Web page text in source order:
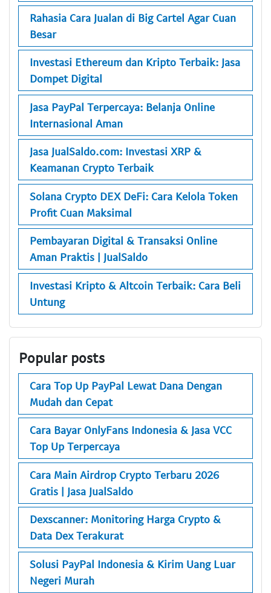
Rahasia Cara Jualan di Big Cartel Agar Cuan
Besar
Investasi Ethereum dan Kripto Terbaik: Jasa
Dompet Digital
Jasa PayPal Terpercaya: Belanja Online
Internasional Aman
Jasa JualSaldo.com: Investasi XRP &
Keamanan Crypto Terbaik
Solana Crypto DEX DeFi: Cara Kelola Token
Profit Cuan Maksimal
Pembayaran Digital & Transaksi Online
Aman Praktis | JualSaldo
Investasi Kripto & Altcoin Terbaik: Cara Beli
Untung
Popular posts
Cara Top Up PayPal Lewat Dana Dengan
Mudah dan Cepat
Cara Bayar OnlyFans Indonesia & Jasa VCC
Top Up Terpercaya
Cara Main Airdrop Crypto Terbaru 2026
Gratis | Jasa JualSaldo
Dexscanner: Monitoring Harga Crypto &
Data Dex Terakurat
Solusi PayPal Indonesia & Kirim Uang Luar
Negeri Murah